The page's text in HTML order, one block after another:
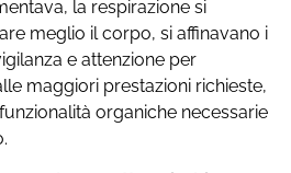
la respirazione si
meglio il corpo, si affinavano i
e attenzione per
maggiori prestazioni richieste,
organiche necessarie